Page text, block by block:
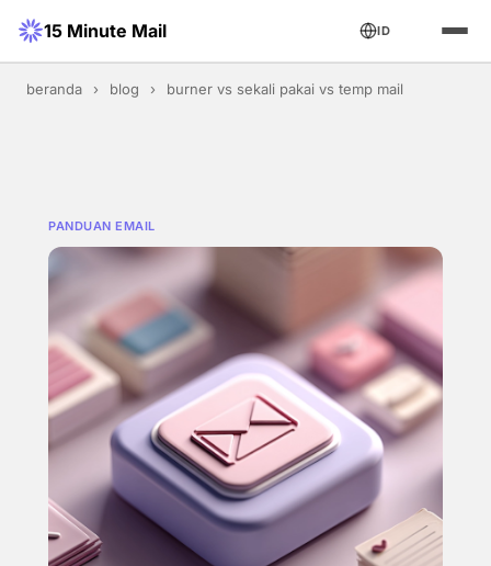
15 Minute Mail ID
beranda › blog › burner vs sekali pakai vs temp mail
PANDUAN EMAIL